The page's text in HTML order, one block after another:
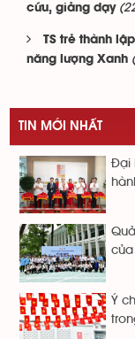
cứu, giảng dạy
TS trẻ thành
năng lượng Xanh
TIN MỚI NHẤT
Đại
của
Ý